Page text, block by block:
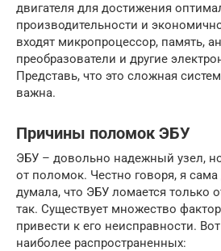
двигателя для достижения
производительности и
входят микропроцессор, память,
преобразователи и другие
Представь, что это сложная
важна.
Причины поломок ЭБУ
ЭБУ – довольно надежный узел,
от поломок. Честно говоря, я
думала, что ЭБУ ломается только
так. Существует множество
привести к его неисправности.
наиболее распространенных: